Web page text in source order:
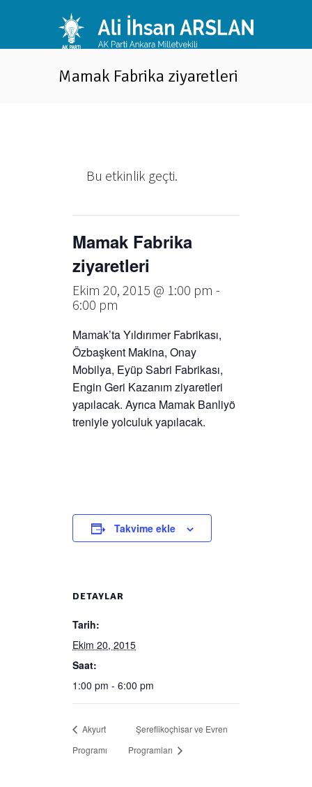
Mamak Fabrika ziyaretleri
Bu etkinlik geçti.
Mamak Fabrika
ziyaretleri
Ekim 20, 2015 @ 1:00 pm -
6:00 pm
Mamak’ta Yıldırımer Fabrikası,
Özbaşkent Makina, Onay
Mobilya, Eyüp Sabri Fabrikası,
Engin Geri Kazanım ziyaretleri
yapılacak. Ayrıca Mamak Banliyö
treniyle yolculuk yapılacak.
Takvime ekle
DETAYLAR
Tarih:
Ekim 20, 2015
Saat:
1:00 pm - 6:00 pm
Akyurt
Programı
Şereflikoçhisar ve Evren
Programları